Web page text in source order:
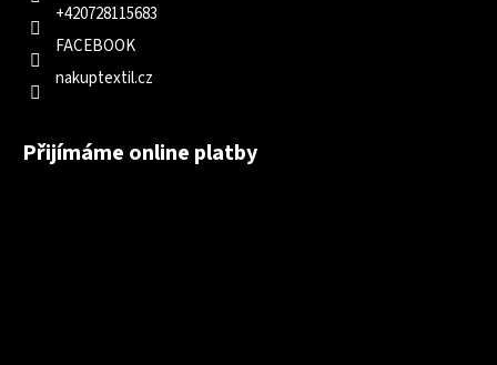
+420728115683
FACEBOOK
nakuptextil.cz
Přijímáme online platby